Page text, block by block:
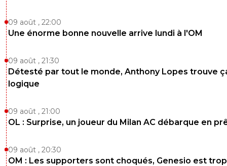
09 août , 22:00
Une énorme bonne nouvelle arrive lundi à l'OM
09 août , 21:30
Détesté par tout le monde, Anthony Lopes trouve
logique
09 août , 21:00
OL : Surprise, un joueur du Milan AC débarque en
09 août , 20:30
OM : Les supporters sont choqués, Genesio est